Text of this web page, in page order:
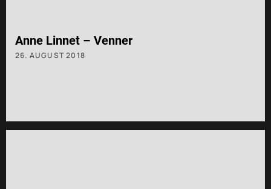
Anne Linnet – Venner
26. AUGUST 2018